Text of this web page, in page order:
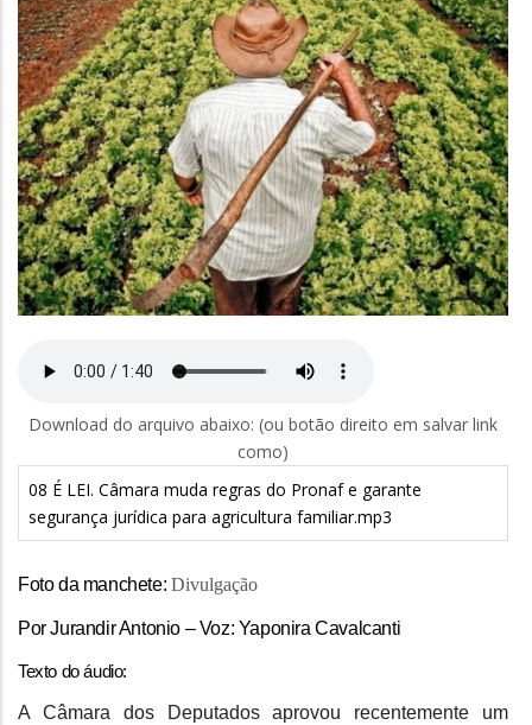
Download do arquivo abaixo: (ou botão direito em salvar link
como)
08 É LEI. Câmara muda regras do Pronaf e garante
segurança jurídica para agricultura familiar.mp3
Foto da manchete: Divulgação
Por Jurandir Antonio – Voz: Yaponira Cavalcanti
Texto do áudio:
A Câmara dos Deputados aprovou recentemente um